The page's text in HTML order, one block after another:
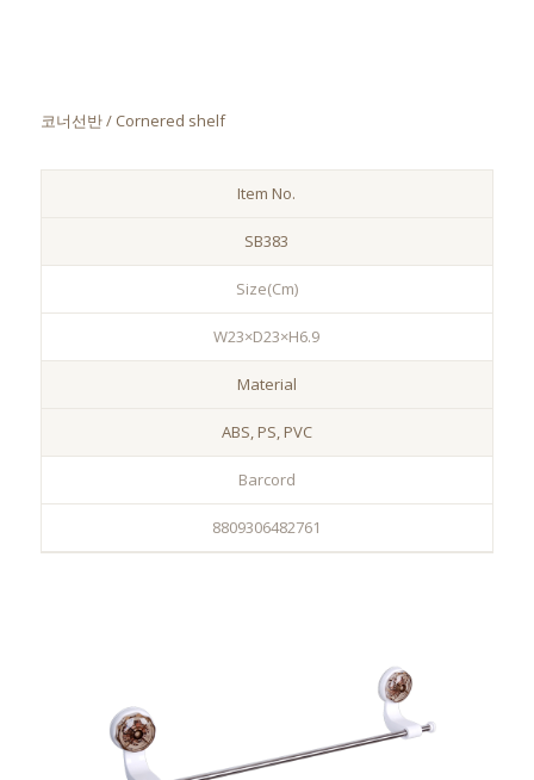
코너선반 / Cornered shelf
Item No.
SB383
Size(Cm)
W23×D23×H6.9
Material
ABS, PS, PVC
Barcord
8809306482761